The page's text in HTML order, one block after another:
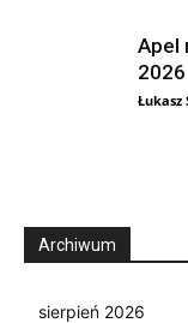
Apel
2026
Łukasz
Archiwum
sierpień 2026